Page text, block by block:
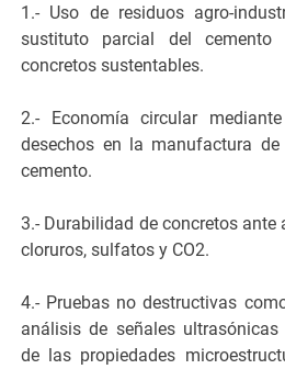
1.- Uso de residuos agro-
sustituto parcial del
concretos sustentables.
2.- Economía circular
desechos en la manufactura
cemento.
3.- Durabilidad de concretos ante
cloruros, sulfatos y CO2.
4.- Pruebas no destructivas
análisis de señales
de las propiedades